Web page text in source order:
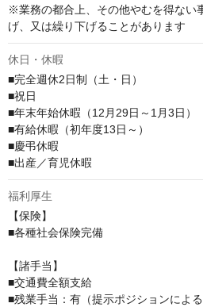
※業務の都合上、その他やむを得ない
げ、又は繰り下げることがあります
休日・休暇
■完全週休2日制（土・日）
■祝日
■年末年始休暇（12月29日～1月3日）
■有給休暇（初年度13日～）
■慶弔休暇
■出産／育児休暇
福利厚生
【保険】
■各種社会保険完備
【諸手当】
■交通費全額支給
■残業手当：有（提示ポジションによる